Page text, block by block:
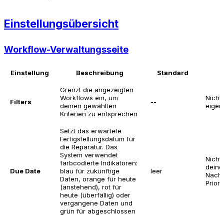
Einstellungsübersicht
Workflow-Verwaltungsseite
Einstellung Beschreibung Standard
Filters
Grenzt die angezeigten
Workflows ein, um
deinen gewählten
Kriterien zu entsprechen
--
Due Date
Setzt das erwartete
Fertigstellungsdatum für
die Reparatur. Das
System verwendet
farbcodierte Indikatoren:
blau für zukünftige
Daten, orange für heute
(anstehend), rot für
heute (überfällig) oder
vergangene Daten und
grün für abgeschlossen
leer